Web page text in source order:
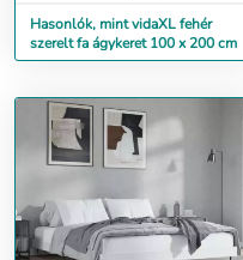
Hasonlók, mint vidaXL fehér
szerelt fa ágykeret 100 x 200 cm